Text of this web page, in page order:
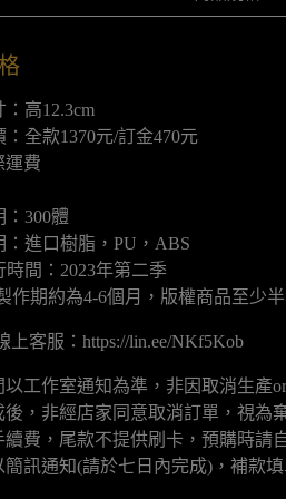
：高12.3cm
：全款1370元/訂金470元
費
：300體
：進口樹脂，PU，ABS
時間：2023年第二季
作期約為4-6個月，版權商品至少
上客服：https://lin.ee/NKf5Kob
工作室通知為準，非因取消生產
，非經店家同意取消訂單，視為
費，尾款不提供刷卡，預購時請
訊通知(請於七日內完成)，補款